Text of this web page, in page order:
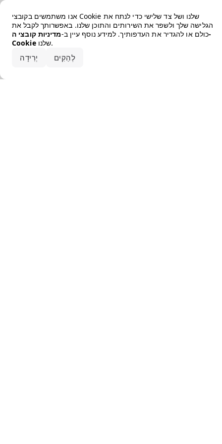
אנו משתמשים בקובצי Cookie שלנו ושל צד שלישי כדי לנתח את
הגלישה שלך ולשפר את השירותים והתוכן שלנו. באפשרותך לקבל את
כולם או להגדיר את העדפותיך. למידע נוסף עיין ב-מדיניות קובצי ה-
Cookie
שלנו.
יְרִידָה לְהַקִים
Error loading the brand